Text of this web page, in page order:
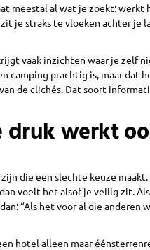
meestal al wat je zoekt: werkt
je straks te vloeken achter je
vaak inzichten waar je zelf
camping prachtig is, maar dat
de clichés. Dat soort
druk werkt
die een slechte keuze
voelt het alsof je veilig zit.
“Als het voor al die anderen
hotel alleen maar